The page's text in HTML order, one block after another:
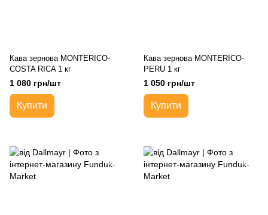
Кава зернова MONTERICO-
COSTA RICA 1 кг
1 080 грн/шт
Купити
Кава зернова MONTERICO-
PERU 1 кг
1 050 грн/шт
Купити